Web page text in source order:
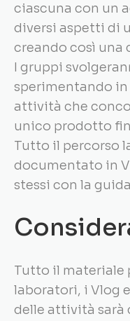
ciascuna con un
diversi aspetti di
creando così una
I gruppi
sperimentando
attività che
unico prodotto
Tutto il percorso
documentato in
stessi con la
Tutto il materiale
laboratori, i Vlog
delle attività sarà